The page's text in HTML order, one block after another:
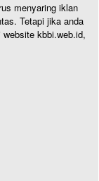
menyaring iklan
Tetapi jika anda
kbbi.web.id,